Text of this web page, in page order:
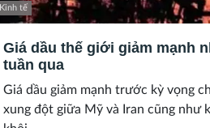
Kinh tế
Giá dầu thế giới giảm mạnh
tuần qua
Giá dầu giảm mạnh trước kỳ vọng
xung đột giữa Mỹ và Iran cũng như